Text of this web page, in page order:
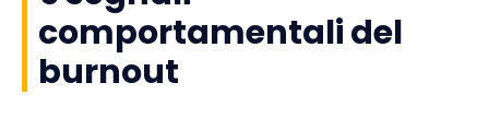
comportamentali del
burnout